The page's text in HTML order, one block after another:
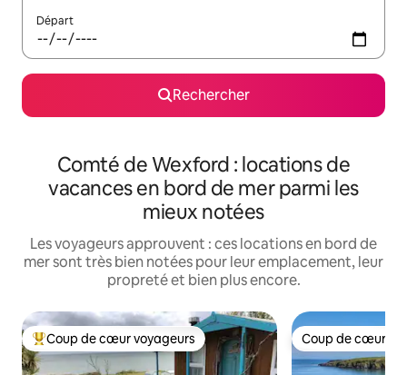
Départ
Rechercher
Comté de Wexford : locations de
vacances en bord de mer parmi les
mieux notées
Les voyageurs approuvent : ces locations en bord de
mer sont très bien notées pour leur emplacement, leur
propreté et bien plus encore.
Coups de cœur voyageurs les plus appréciés
Coup de cœur voyageurs Coup de cœur
Coup de cœur